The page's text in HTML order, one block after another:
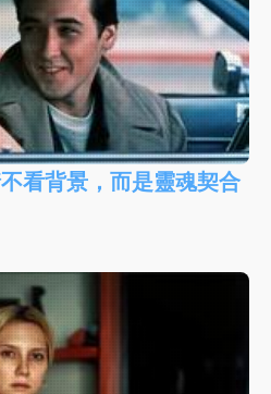
看背景，而是靈魂契合